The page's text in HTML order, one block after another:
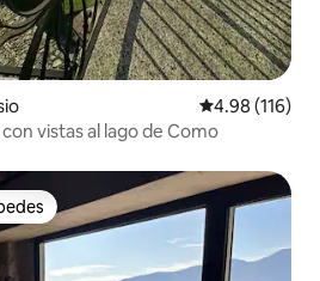
Calificación
4.98 (116)
vistas al lago de Como
preferido